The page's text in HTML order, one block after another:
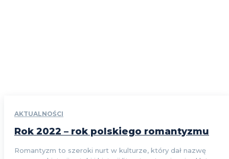
AKTUALNOŚCI
Rok 2022 – rok polskiego romantyzmu
Romantyzm to szeroki nurt w kulturze, który dał nazwę